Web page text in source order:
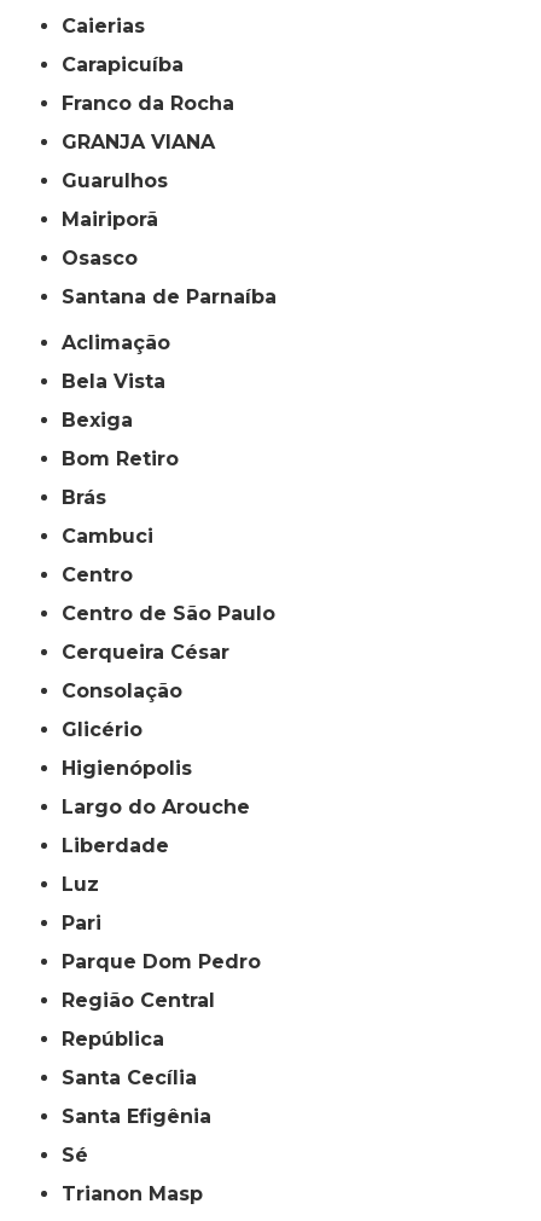
Caierias
Carapicuíba
Franco da Rocha
GRANJA VIANA
Guarulhos
Mairiporã
Osasco
Santana de Parnaíba
Aclimação
Bela Vista
Bexiga
Bom Retiro
Brás
Cambuci
Centro
Centro de São Paulo
Cerqueira César
Consolação
Glicério
Higienópolis
Largo do Arouche
Liberdade
Luz
Pari
Parque Dom Pedro
Região Central
República
Santa Cecília
Santa Efigênia
Sé
Trianon Masp